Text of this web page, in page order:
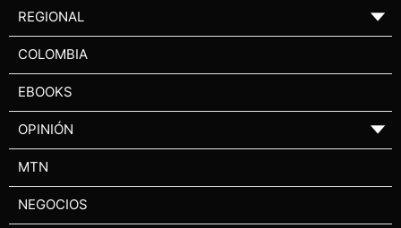
REGIONAL ▼
COLOMBIA
EBOOKS
OPINIÓN ▼
MTN
NEGOCIOS